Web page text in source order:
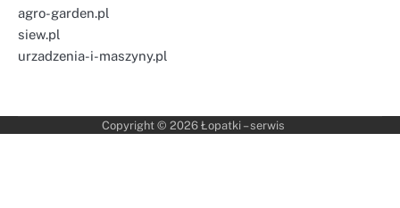
agro-garden.pl
siew.pl
urzadzenia-i-maszyny.pl
Copyright © 2026 Łopatki – serwis